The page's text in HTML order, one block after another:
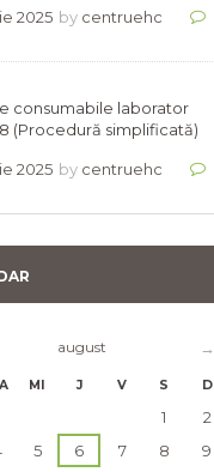
2025 by centruehc
consumabile laborator
(Procedură simplificată)
2025 by centruehc
august
MI J V S D
1
2
5 6 7 8
9